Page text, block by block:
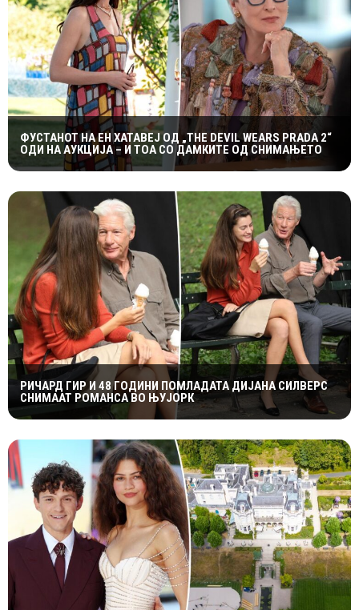
ФУСТАНОТ НА ЕН ХАТАВЕЈ ОД „THE DEVIL WEARS PRADA 2“
ОДИ НА АУКЦИЈА – И ТОА СО ДАМКИТЕ ОД СНИМАЊЕТО
РИЧАРД ГИР И 48 ГОДИНИ ПОМЛАДАТА ДИЈАНА СИЛВЕРС
СНИМААТ РОМАНСА ВО ЊУЈОРК